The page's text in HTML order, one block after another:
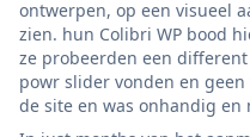
ontwerpen, op een visueel
zien. hun Colibri WP bood
ze probeerden een
powr slider vonden en
de site en was onhandig